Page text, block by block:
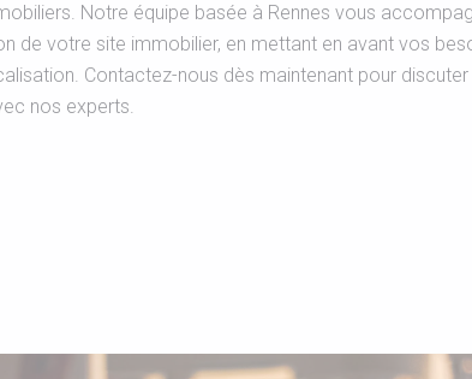
Notre équipe basée à Rennes vous
de votre site immobilier, en mettant en avant vos
Contactez-nous dès maintenant pour
nos experts.